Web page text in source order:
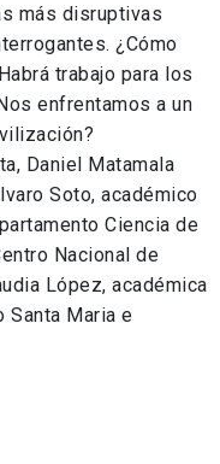
más disruptivas
¿Cómo
trabajo para los
enfrentamos a un
Daniel Matamala
Soto, académico
Ciencia de
Nacional de
López, académica
Santa Maria e